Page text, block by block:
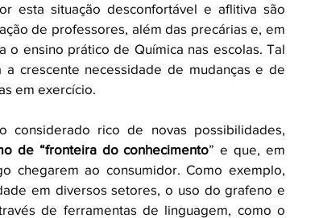
esta situação desconfortável e aflitiva são
de professores, além das precárias e, em
o ensino prático de Química nas escolas. Tal
crescente necessidade de mudanças e de
em exercício.
considerado rico de novas possibilidades,
de “fronteira do conhecimento” e que, em
chegarem ao consumidor. Como exemplo,
em diversos setores, o uso do grafeno e
de ferramentas de linguagem, como o